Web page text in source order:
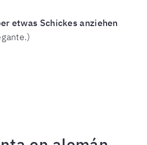
etwas Schickes anziehen